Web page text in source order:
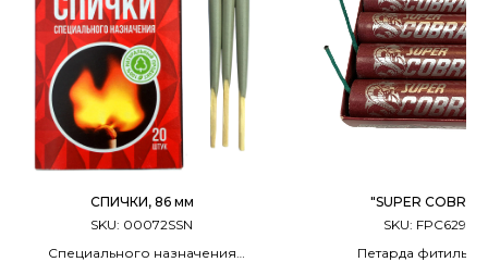
СПИЧКИ, 86 мм
SKU: 00072SSN
Специального назначения
"SUPER COBRA"
SKU: FPC629
Петарда